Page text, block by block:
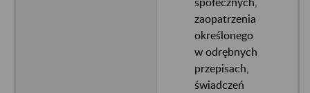
zaopatrzenia
określonego
w odrębnych
przepisach,
świadczeń